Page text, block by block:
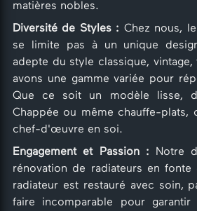
matières nobles.
Diversité de Styles : Chez nous,
se limite pas à un unique
adepte du style classique,
avons une gamme variée pour
Que ce soit un modèle lisse,
Chappée ou même chauffe-plats,
chef-d'œuvre en soi.
Engagement et Passion : Notre
rénovation de radiateurs en fonte
radiateur est restauré avec soin,
faire incomparable pour